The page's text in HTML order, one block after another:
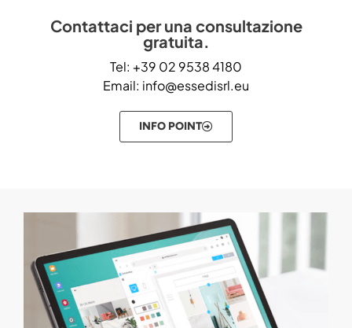
Contattaci per una consultazione
gratuita.
Tel: +39 02 9538 4180
Email: info@essedisrl.eu
INFO POINT